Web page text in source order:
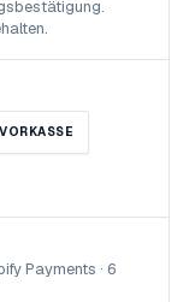
VORKASSE
Payments · 6